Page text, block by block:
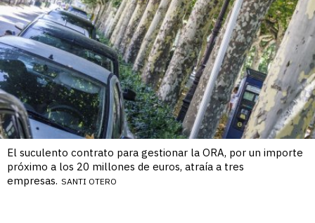
El suculento contrato para gestionar la ORA, por un importe
próximo a los 20 millones de euros, atraía a tres
empresas. SANTI OTERO